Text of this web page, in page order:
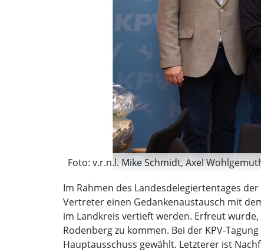
Foto: v.r.n.l. Mike Schmidt, Axel
Im Rahmen des Landesdelegiertentages
Vertreter einen Gedankenaustausch mit
im Landkreis vertieft werden. Erfreut
Rodenberg zu kommen. Bei der KPV-
Hauptausschuss gewählt. Letzterer ist